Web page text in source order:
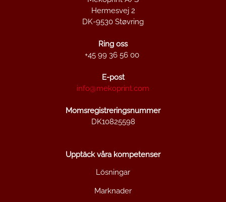
Hermesvej 2
DK-9530 Støvring
Ring oss
+45 99 36 56 00
E-post
info@mekoprint.com
Momsregistreringsnummer
DK10825598
Upptäck våra kompetenser
Lösningar
Marknader